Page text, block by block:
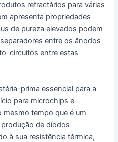
refractários para várias
apresenta propriedades
de pureza elevados podem
entre os ânodos
circuitos entre estas
prima essencial para a
para microchips e
tempo que é um
de díodos
à sua resistência térmica,